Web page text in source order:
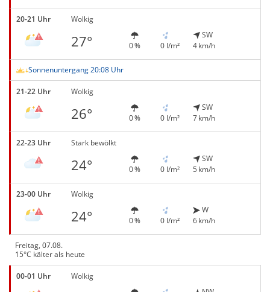
20-21 Uhr Wolkig
27° 0 % 0 l/m²
SW
4 km/h
Sonnenuntergang 20:08 Uhr
21-22 Uhr Wolkig
26° 0 % 0 l/m²
SW
7 km/h
22-23 Uhr Stark bewölkt
24° 0 % 0 l/m²
SW
5 km/h
23-00 Uhr Wolkig
24° 0 % 0 l/m²
W
6 km/h
Freitag, 07.08.
15°C kälter als heute
00-01 Uhr Wolkig